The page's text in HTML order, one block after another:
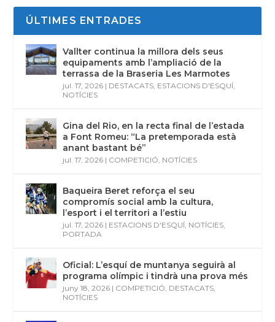
ÚLTIMES ENTRADES
Vallter continua la millora dels seus
equipaments amb l’ampliació de la
terrassa de la Braseria Les Marmotes
jul. 17, 2026 | DESTACATS, ESTACIONS D'ESQUÍ,
NOTÍCIES
Gina del Rio, en la recta final de l’estada
a Font Romeu: “La pretemporada està
anant bastant bé”
jul. 17, 2026 | COMPETICIÓ, NOTÍCIES
Baqueira Beret reforça el seu
compromís social amb la cultura,
l’esport i el territori a l’estiu
jul. 17, 2026 | ESTACIONS D'ESQUÍ, NOTÍCIES,
PORTADA
Oficial: L’esquí de muntanya seguirà al
programa olímpic i tindrà una prova més
juny 18, 2026 | COMPETICIÓ, DESTACATS,
NOTÍCIES